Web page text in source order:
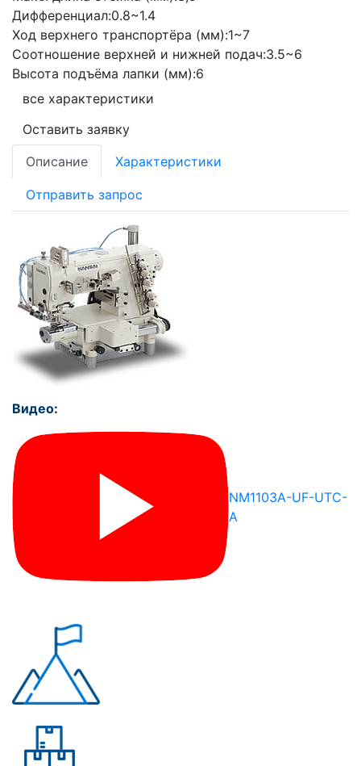
Дифференциал:0.8~1.4
Ход верхнего транспортёра (мм):1~7
Соотношение верхней и нижней подач:3.5~6
Высота подъёма лапки (мм):6
все характеристики
Оставить заявку
Описание
Характеристики
Отправить запрос
Видео:
NM1103A-UF-UTC-
A